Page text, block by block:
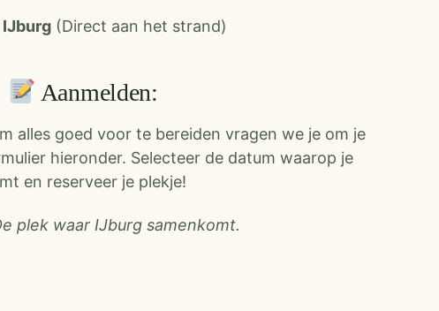
(Direct aan het strand)
Aanmelden:
alles goed voor te bereiden vragen we je om je
hieronder. Selecteer de datum waarop je
en reserveer je plekje!
plek waar IJburg samenkomt.